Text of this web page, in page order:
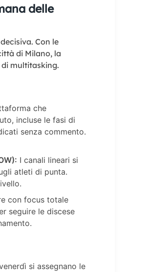
delle
Con le
di Milano, la
multitasking.
che
incluse le fasi di
senza commento.
I canali lineari si
atleti di punta.
con focus totale
seguire le discese
si assegnano le